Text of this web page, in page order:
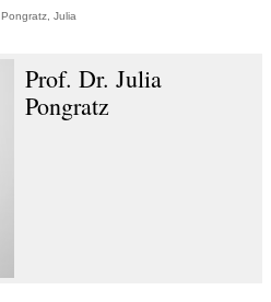
Pongratz, Julia
Prof. Dr. Julia
Pongratz